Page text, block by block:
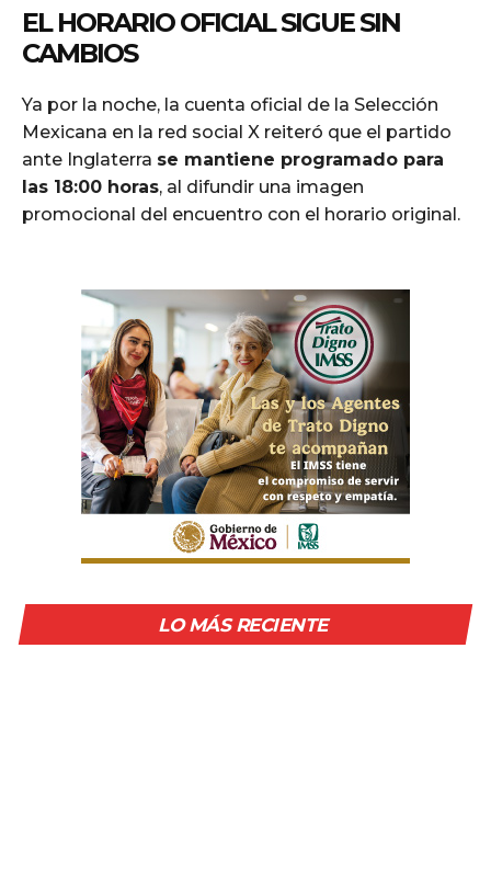
EL HORARIO OFICIAL SIGUE SIN
CAMBIOS
Ya por la noche, la cuenta oficial de la Selección
Mexicana en la red social X reiteró que el partido
ante Inglaterra se mantiene programado para
las 18:00 horas, al difundir una imagen
promocional del encuentro con el horario original.
LO MÁS RECIENTE